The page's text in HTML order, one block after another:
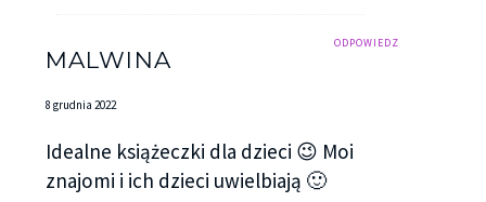
ODPOWIEDZ
MALWINA
8 grudnia 2022
Idealne książeczki dla dzieci 😉 Moi
znajomi i ich dzieci uwielbiają 🙂